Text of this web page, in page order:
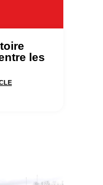
les